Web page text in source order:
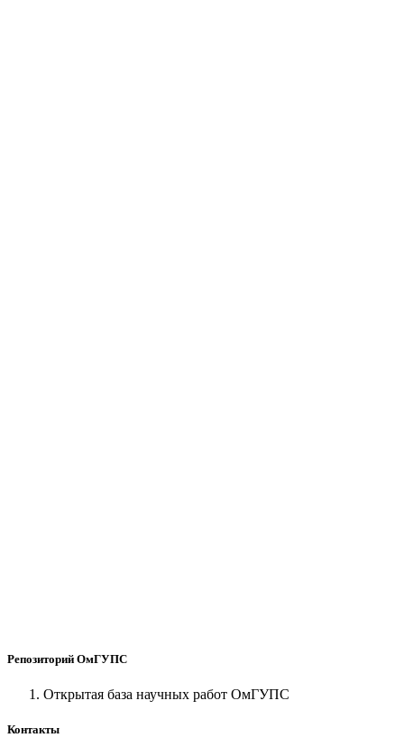
Репозиторий ОмГУПС
Открытая база научных работ ОмГУПС
Контакты